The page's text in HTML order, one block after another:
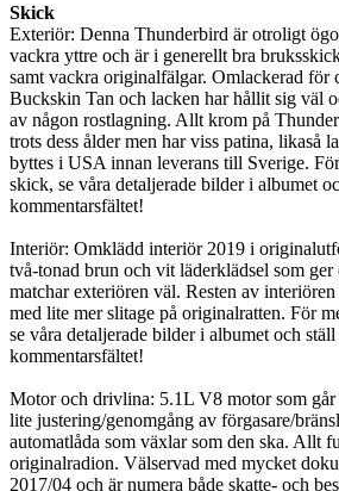
Skick
Exteriör: Denna Thunderbird är otroligt
vackra yttre och är i generellt bra
samt vackra originalfälgar. Omlackerad för
Buckskin Tan och lacken har hållit sig väl
av någon rostlagning. Allt krom på
trots dess ålder men har viss patina, likaså
byttes i USA innan leverans till Sverige.
skick, se våra detaljerade bilder i albumet
kommentarsfältet!
Interiör: Omklädd interiör 2019 i
två-tonad brun och vit läderklädsel som
matchar exteriören väl. Resten av
med lite mer slitage på originalratten. För
se våra detaljerade bilder i albumet och
kommentarsfältet!
Motor och drivlina: 5.1L V8 motor som går
lite justering/genomgång av förgasare/
automatlåda som växlar som den ska. Allt
originalradion. Välservad med mycket
2017/04 och är numera både skatte- och